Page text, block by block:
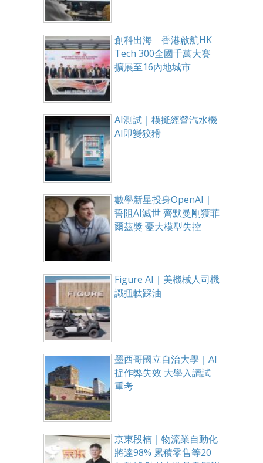
創科出海 香港啟航HK
Tech 300全國千萬大賽
擴展至16內地城市
AI測試｜模擬經營汽水機
AI即變狡猾
數學新星投身OpenAI｜
誓阻AI滅世 齊默曼剛獲菲
爾茲獎 憂大模型失控
Figure AI｜美機械人司機
識扭軚踩油
墨西哥國立自治大學｜AI
捉作弊失效 大學入讀試
重考
京東段楠｜物流業自動化
將達98% 累積零售等20